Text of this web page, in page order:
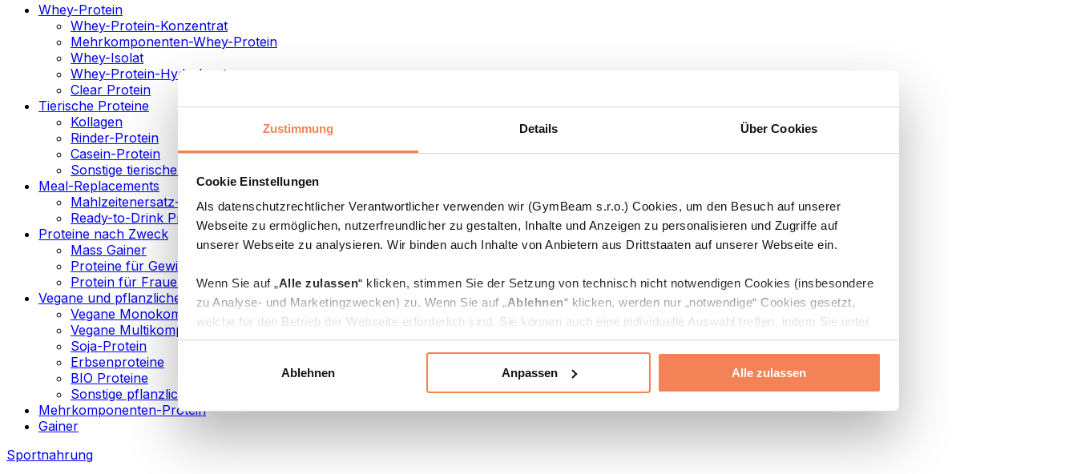
Zustimmung Details Über Cookies
Cookie Einstellungen
Als datenschutzrechtlicher Verantwortlicher verwenden wir (GymBeam s.r.o.) Cookies, um den Besuch auf unserer
Webseite zu ermöglichen, nutzerfreundlicher zu gestalten, Inhalte und Anzeigen zu personalisieren und Zugriffe auf
unserer Webseite zu analysieren. Wir binden auch Inhalte von Anbietern aus Drittstaaten auf unserer Webseite ein.
Wenn Sie auf „Alle zulassen“ klicken, stimmen Sie der Setzung von technisch nicht notwendigen Cookies (insbesondere
zu Analyse- und Marketingzwecken) zu. Wenn Sie auf „Ablehnen“ klicken, werden nur „notwendige“ Cookies gesetzt,
welche für den Betrieb der Webseite erforderlich sind. Sie können auch eine individuelle Auswahl treffen, indem Sie unter
„Anpassen“ einzelne Kategorien an- oder abwählen und „Auswahl erlauben“ klicken.
Weitere Informationen über die Verarbeitung Ihrer Daten finden Sie in den Unterpunkten „Details“ und „Über Cookies“
Ablehnen Anpassen Alle zulassen
Whey-Protein
Whey-Protein-Konzentrat
Mehrkomponenten-Whey-Protein
Whey-Isolat
Whey-Protein-Hydrolysat
Clear Protein
Tierische Proteine
Kollagen
Rinder-Protein
Casein-Protein
Sonstige tierische Proteine
Meal-Replacements
Mahlzeitenersatz-Pulver
Ready-to-Drink Proteingetränke
Proteine nach Zweck
Mass Gainer
Proteine für Gewichtsverlust
Protein für Frauen
Vegane und pflanzliche Proteine
Vegane Monokomponenten-Proteine
Vegane Multikomponenten-Proteine
Soja-Protein
Erbsenproteine
BIO Proteine
Sonstige pflanzliche Proteine
Mehrkomponenten-Protein
Gainer
Sportnahrung